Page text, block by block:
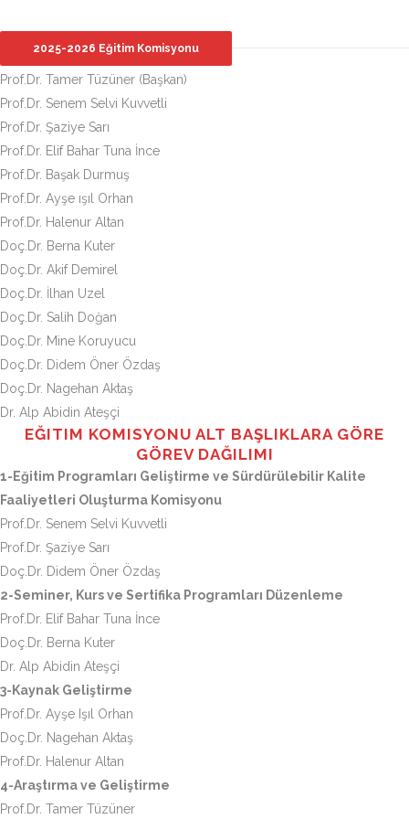
2025-2026 Eğitim Komisyonu
Prof.Dr. Tamer Tüzüner (Başkan)
Prof.Dr. Senem Selvi Kuvvetli
Prof.Dr. Şaziye Sarı
Prof.Dr. Elif Bahar Tuna İnce
Prof.Dr. Başak Durmuş
Prof.Dr. Ayşe ışıl Orhan
Prof.Dr. Halenur Altan
Doç.Dr. Berna Kuter
Doç.Dr. Akif Demirel
Doç.Dr. İlhan Uzel
Doç.Dr. Salih Doğan
Doç.Dr. Mine Koruyucu
Doç.Dr. Didem Öner Özdaş
Doç.Dr. Nagehan Aktaş
Dr. Alp Abidin Ateşçi
EĞITIM KOMISYONU ALT BAŞLIKLARA GÖRE
GÖREV DAĞILIMI
1-Eğitim Programları Geliştirme ve Sürdürülebilir Kalite
Faaliyetleri Oluşturma Komisyonu
Prof.Dr. Senem Selvi Kuvvetli
Prof.Dr. Şaziye Sarı
Doç.Dr. Didem Öner Özdaş
2-Seminer, Kurs ve Sertifika Programları Düzenleme
Prof.Dr. Elif Bahar Tuna İnce
Doç.Dr. Berna Kuter
Dr. Alp Abidin Ateşçi
3-Kaynak Geliştirme
Prof.Dr. Ayşe Işıl Orhan
Doç.Dr. Nagehan Aktaş
Prof.Dr. Halenur Altan
4-Araştırma ve Geliştirme
Prof.Dr. Tamer Tüzüner